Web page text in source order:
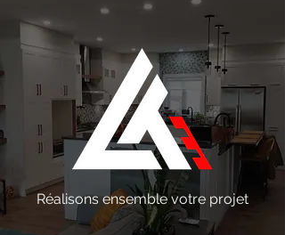
Réalisons ensemble votre projet